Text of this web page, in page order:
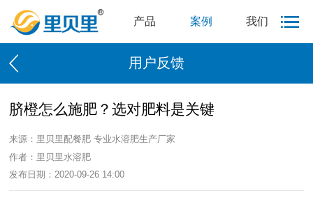
产品 案例 我们
用户反馈
脐橙怎么施肥？选对肥料是关键
来源：里贝里配餐肥 专业水溶肥生产厂家
作者：里贝里水溶肥
发布日期：2020-09-26 14:00